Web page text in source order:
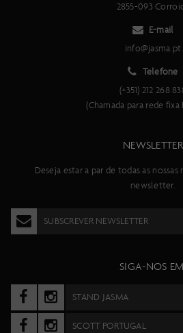
2855-093
E-mail
info@jasma.pt
Telefone
(+351) 212 268
(Chamada para rede
NEWSLETTER
Deseja estar a par de todas as nossas
newsletter.
SUBSCREVER NEWSLETTER
SIGA-NOS
STAND JASMA
SCOTT PORTUGAL